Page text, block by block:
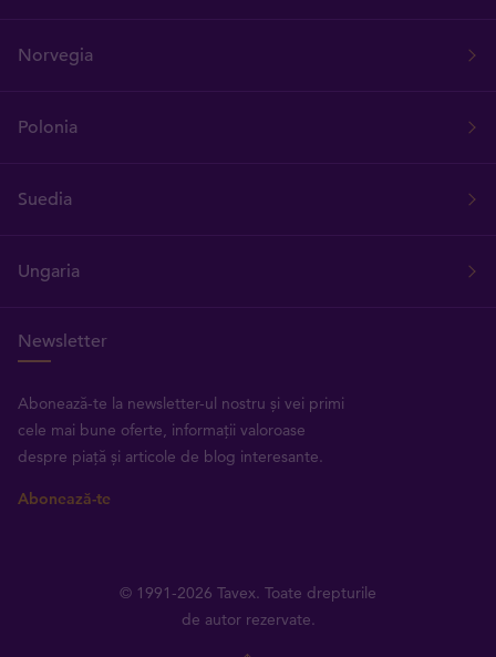
Norvegia
Polonia
Suedia
Ungaria
Newsletter
Abonează-te la newsletter-ul nostru și vei primi
cele mai bune oferte, informații valoroase
despre piață și articole de blog interesante.
Abonează-te
© 1991-2026 Tavex. Toate drepturile
de autor rezervate.